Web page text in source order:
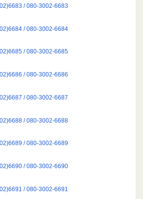
/ 080-3002-6683
/ 080-3002-6684
/ 080-3002-6685
/ 080-3002-6686
/ 080-3002-6687
/ 080-3002-6688
/ 080-3002-6689
/ 080-3002-6690
/ 080-3002-6691